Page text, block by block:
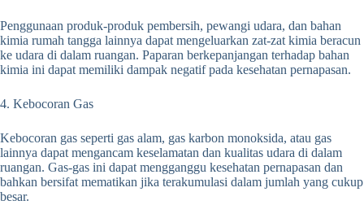
Penggunaan produk-produk pembersih, pewangi udara, dan bahan
kimia rumah tangga lainnya dapat mengeluarkan zat-zat kimia beracun
ke udara di dalam ruangan. Paparan berkepanjangan terhadap bahan
kimia ini dapat memiliki dampak negatif pada kesehatan pernapasan.
4. Kebocoran Gas
Kebocoran gas seperti gas alam, gas karbon monoksida, atau gas
lainnya dapat mengancam keselamatan dan kualitas udara di dalam
ruangan. Gas-gas ini dapat mengganggu kesehatan pernapasan dan
bahkan bersifat mematikan jika terakumulasi dalam jumlah yang cukup
besar.